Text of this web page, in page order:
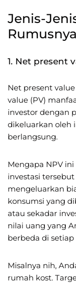
Jenis-
Rumusnya
1. Net present
Net present
value (PV)
investor dengan
dikeluarkan oleh
berlangsung.
Mengapa NPV
investasi
mengeluarkan
konsumsi yang
atau sekadar
nilai uang yang
berbeda di
Misalnya nih,
rumah kost.